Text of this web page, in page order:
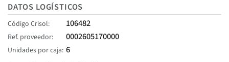
DATOS LOGÍSTICOS
Código Crisol 106482
Ref. proveedor 0002605170000
Unidades por caja 6